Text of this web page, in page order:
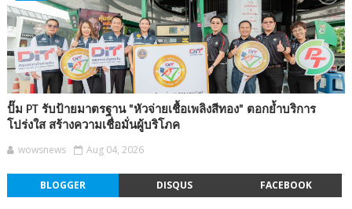
ปั๊ม PT รับป้ายมาตรฐาน "หัวจ่ายเชื้อเพลิงสีทอง" ตอกย้ำบริการ
โปร่งใส สร้างความเชื่อมั่นผู้บริโภค
wowsnews Aug 04, 2026
BLOGGER DISQUS FACEBOOK